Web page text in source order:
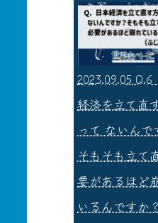
2023.09.05
経済を立て直
って ないんで
そもそも立て
要があるほど
いるんですか？